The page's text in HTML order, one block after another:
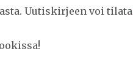
Uutiskirjeen voi tilata